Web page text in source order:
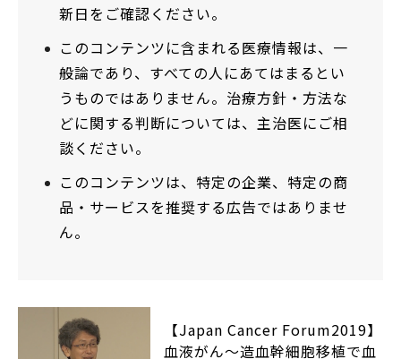
新日をご確認ください。
このコンテンツに含まれる医療情報は、一
般論であり、すべての人にあてはまるとい
うものではありません。治療方針・方法な
どに関する判断については、主治医にご相
談ください。
このコンテンツは、特定の企業、特定の商
品・サービスを推奨する広告ではありませ
ん。
【Japan Cancer Forum2019】
血液がん～造血幹細胞移植で血